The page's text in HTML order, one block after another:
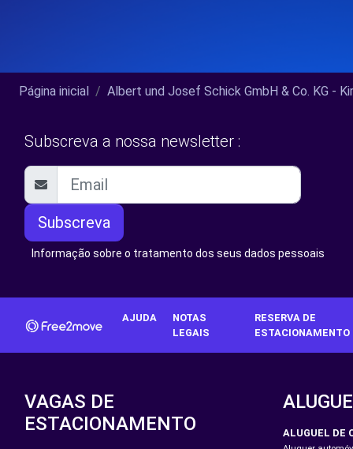
Página inicial Albert und Josef Schick GmbH & Co. KG -
Subscreva a nossa newsletter :
Subscreva
Informação sobre o tratamento dos seus dados pessoais
AJUDA
NOTAS
LEGAIS
RESERVA DE
ESTACIONAMENTO
VAGAS DE
ESTACIONAMENTO
ALUGUEL DE